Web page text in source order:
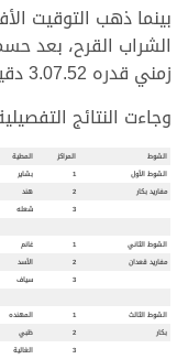
بينما ذهب التوقيت
الشراب القرح، بعد
زمني قدره 3.07.52 دقيقة.
وجاءت النتائج
الشوط المراكز المطية
الشوط الأول
1 بشاير
مفاريد بكار
2 هند
3
شعله
الشوط الثاني 1 غانم
مفاريد قعدان
2 الأسد
3
سياف
الشوط الثالث 1 المهنده
بكار
2 ظبي
3
الغالية